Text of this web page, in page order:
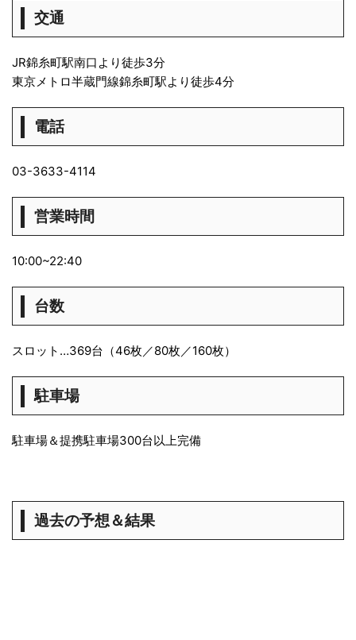
交通
JR錦糸町駅南口より徒歩3分
東京メトロ半蔵門線錦糸町駅より徒歩4分
電話
03-3633-4114
営業時間
10:00~22:40
台数
スロット…369台（46枚／80枚／160枚）
駐車場
駐車場＆提携駐車場300台以上完備
過去の予想＆結果